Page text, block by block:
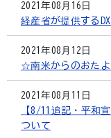
2021年08月16日
経産省が提供する
2021年08月12日
☆南米からのおた
2021年08月11日
【8/11追記・平和
ついて